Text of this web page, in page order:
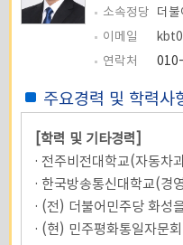
소속정당 더
이메일
연락처
주요경력 및 학력사
[학력 및 기타경력]
· 전주비전대학교(자동차
· 한국방송통신대학교(경
· (전) 더불어민주당 화성
· (현) 민주평화통일자문